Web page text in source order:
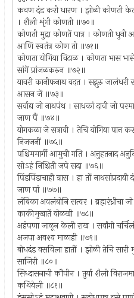
कवण दंड करी धारण । झोळी कोणती
। शैली शृंगी कोणती ॥७०॥
कोणती मुद्रा कोणतें पात्र । कोणती धुनी
आणि स्वतंत्र कोण तो ॥७१॥
कोणता योगिया विटाळ । कोणता भास
सांगें प्रांजळकरुन ॥७२॥
यावरी कानीफनाथ वदत । सद्गुरु
आसन जें ॥७३॥
सर्वाद्य जो नाथपंथ । साधकां दावी जो
जाण पैं ॥७४॥
योगकळा जे सत्रावी । तेचि योगिया पान
निजजनीं ॥७५॥
पश्चिममार्गी आमुची गति । अनुहतनाद
सोऽहं निश्चिती जपे सदा ॥७६॥
पिंडपिंडाचाही ग्रास । हा तों
जाण पां ॥७७॥
लंबिका अवलंबोनि सत्वर । ब्रह्मरंध्रीचा
काकीमुखातें वोळखी ॥७८॥
अहंपणा जाळून केली राख । सर्वांगी
अजपा अवश्य माळाही ॥७९॥
बोधदंड वसविला हातीं । झोळी तेचि सारी
साजिरी ॥८०॥
सिध्दासनाची कौपीन । तुर्या शैली
कथियेली ॥८१॥